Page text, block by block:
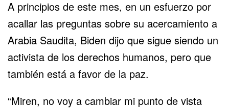
A principios de este mes, en un esfuerzo por
acallar las preguntas sobre su acercamiento a
Arabia Saudita, Biden dijo que sigue siendo un
activista de los derechos humanos, pero que
también está a favor de la paz.
“Miren, no voy a cambiar mi punto de vista